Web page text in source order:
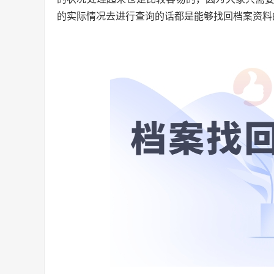
的实际情况去进行查询的话都是能够找回档案资